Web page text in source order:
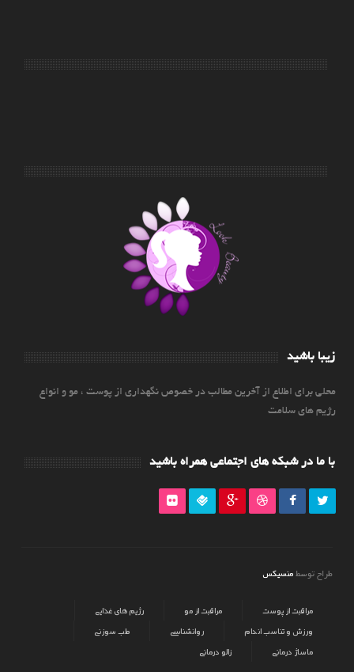
زیبا باشید
محلی برای اطلاع از آخرین مطالب در خصوص نگهداری از پوست ، مو و انواع
رژیم های سلامت
با ما در شبکه های اجتماعی همراه باشید
طراح توسط منسیکس
مراقبت از پوست مراقبت از مو
رژیم های غذایی
ورزش و تناسب اندام
روانشناسی
طب سوزنی
ماساژ درمانی
زالو درمانی